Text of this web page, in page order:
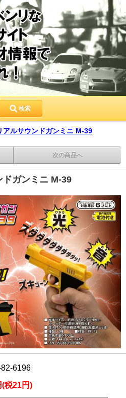
検索
アルサウンドガンミニ M-39
次の商品へ
ガンミニ M-39
6196
(税21円)